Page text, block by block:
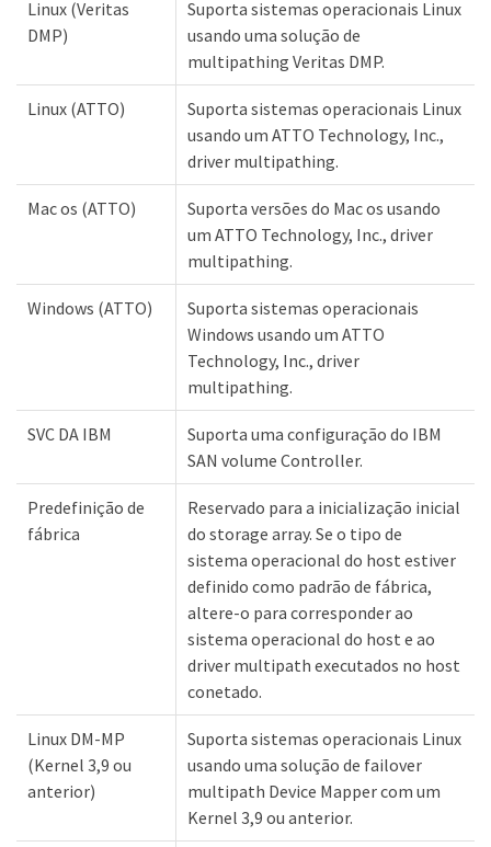
Linux (Veritas
DMP)
Suporta sistemas operacionais Linux
usando uma solução de
multipathing Veritas DMP.
Linux (ATTO)
Suporta sistemas operacionais Linux
usando um ATTO Technology, Inc.,
driver multipathing.
Mac os (ATTO)
Suporta versões do Mac os usando
um ATTO Technology, Inc., driver
multipathing.
Windows (ATTO)
Suporta sistemas operacionais
Windows usando um ATTO
Technology, Inc., driver
multipathing.
SVC DA IBM
Suporta uma configuração do IBM
SAN volume Controller.
Predefinição de
fábrica
Reservado para a inicialização inicial
do storage array. Se o tipo de
sistema operacional do host estiver
definido como padrão de fábrica,
altere-o para corresponder ao
sistema operacional do host e ao
driver multipath executados no host
conetado.
Linux DM-MP
(Kernel 3,9 ou
anterior)
Suporta sistemas operacionais Linux
usando uma solução de failover
multipath Device Mapper com um
Kernel 3,9 ou anterior.